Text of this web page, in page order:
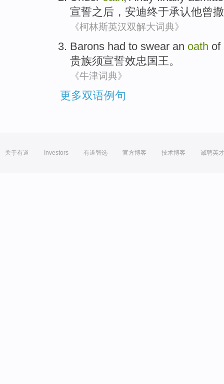
宣誓之后， 安迪终于承认他曾
《柯林斯英汉双解大词典》
Barons had to swear an oath of
贵族须宣誓效忠 国王。
《牛津词典》
更多双语例句
关于有道 Investors 有道智选 官方博客 技术博客 诚聘英才